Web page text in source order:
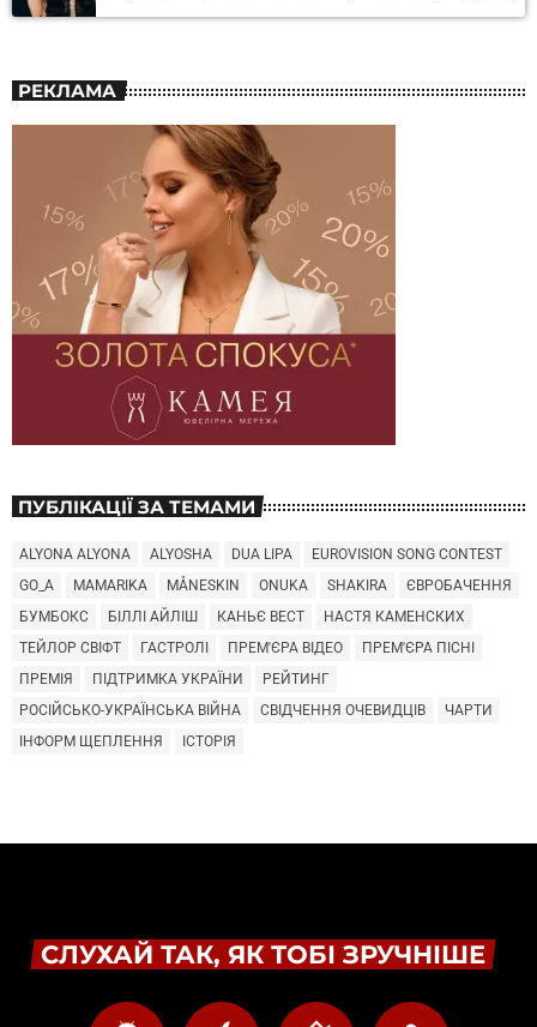
РЕКЛАМА
ПУБЛІКАЦІЇ ЗА ТЕМАМИ
ALYONA ALYONA ALYOSHA DUA LIPA
EUROVISION SONG CONTEST
GO_A
MAMARIKA MÅNESKIN ONUKA SHAKIRA
ЄВРОБАЧЕННЯ
БУМБОКС
БІЛЛІ АЙЛІШ КАНЬЄ ВЕСТ
НАСТЯ КАМЕНСКИХ
ТЕЙЛОР СВІФТ
ГАСТРОЛІ ПРЕМ'ЄРА ВІДЕО
ПРЕМ'ЄРА ПІСНІ
ПРЕМІЯ
ПІДТРИМКА УКРАЇНИ
РЕЙТИНГ
РОСІЙСЬКО-УКРАЇНСЬКА ВІЙНА
СВІДЧЕННЯ ОЧЕВИДЦІВ
ЧАРТИ
ІНФОРМ ЩЕПЛЕННЯ
ІСТОРІЯ
СЛУХАЙ ТАК, ЯК ТОБІ ЗРУЧНІШЕ